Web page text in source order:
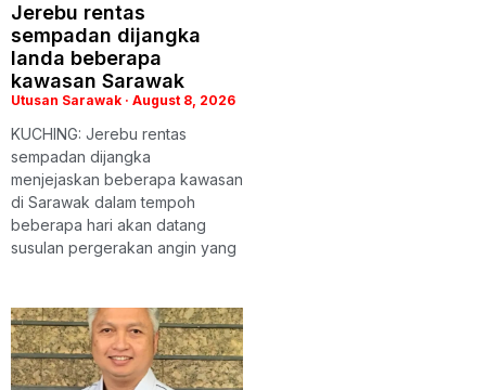
Jerebu rentas
sempadan dijangka
landa beberapa
kawasan Sarawak
Utusan Sarawak August 8, 2026
KUCHING: Jerebu rentas
sempadan dijangka
menjejaskan beberapa kawasan
di Sarawak dalam tempoh
beberapa hari akan datang
susulan pergerakan angin yang